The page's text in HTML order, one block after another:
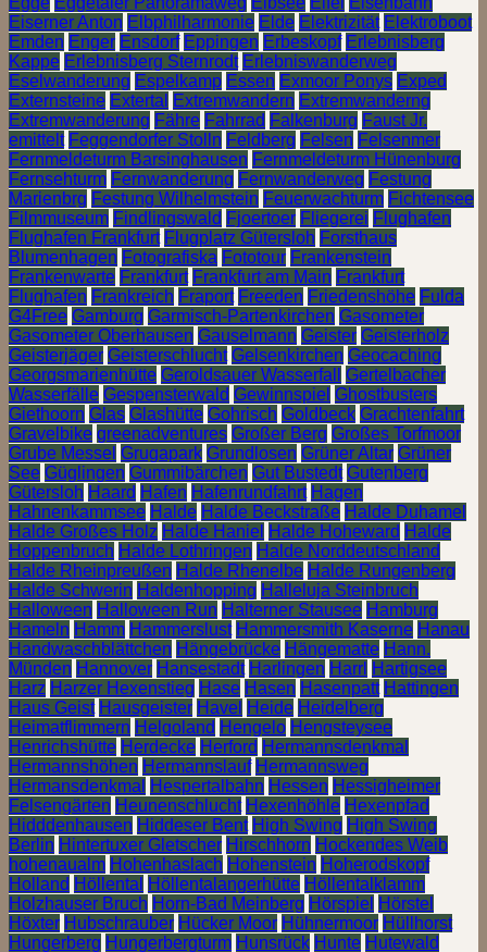
Eiserner Anton Elbphilharmonie Elde Elektrizität Elektroboot
Emden Enger Ensdorf Eppingen Erbeskopf Erlebnisberg
Kappe Erlebnisberg Sternrodt Erlebniswanderweg
Eselwanderung Espelkamp Essen Exmoor Ponys Exped
Externsteine Extertal Extremwandern Extremwanderng
Extremwanderung Fähre Fahrrad Falkenburg Faust Jr.
emittelt Feggendorfer Stolln Feldberg Felsen Felsenmer
Fernmeldeturm Barsinghausen Fernmeldeturm Hünenburg
Fernsehturm Fernwanderung Fernwanderweg Festung
Marienbrg Festung Wilhelmstein Feuerwachturm Fichtensee
Filmmuseum Findlingswald Fjoertoer Fliegerei Flughafen
Flughafen Frankfurt Flugplatz Gütersloh Forsthaus
Blumenhagen Fotografiska Fototour Frankenstein
Frankenwarte Frankfurt Frankfurt am Main Frankfurt
Flughafen Frankreich Fraport Freeden Friedenshöhe Fulda
G4Free Gamburg Garmisch-Partenkirchen Gasometer
Gasometer Oberhausen Gauselmann Geister Geisterholz
Geisterjäger Geisterschlucht Gelsenkirchen Geocaching
Georgsmarienhütte Geroldsauer Wasserfall
Gertelbacher
Wasserfälle Gespensterwald Gewinnspiel Ghostbusters
Giethoorn Glas Glashütte Gohrisch Goldbeck Grachtenfahrt
Gravelbike greenadventures Großer Berg Großes Torfmoor
Grube Messel Grugapark Grundlosen Grüner Altar Grüner
See Güglingen Gummibärchen Gut Bustedt Gutenberg
Gütersloh Haard Hafen Hafenrundfahrt Hagen
Hahnenkammsee Halde Halde Beckstraße Halde Duhamel
Halde Großes Holz Halde Haniel Halde Hoheward Halde
Hoppenbruch Halde Lothringen Halde Norddeutschland
Halde Rheinpreußen Halde Rhenelbe Halde Rungenberg
Halde Schwerin Haldenhopping Halleluja Steinbruch
Halloween Halloween Run Halterner Stausee Hamburg
Hameln Hamm Hammerslust Hammersmith Kaserne Hanau
Handwaschblättchen Hängebrücke Hängematte Hann.
Münden Hannover Hansestadt Harlingen Harrl Hartigsee
Harz Harzer Hexenstieg Hase Hasen Hasenpatt Hattingen
Haus Geist Hausgeister Havel Heide Heidelberg
Heimatflimmern Helgoland Hengelo Hengsteysee
Henrichshütte Herdecke Herford Hermannsdenkmal
Hermannshöhen Hermannslauf Hermannsweg
Hermansdenkmal
Hespertalbahn Hessen Hessigheimer
Felsengärten Heunenschlucht Hexenhöhle Hexenpfad
Hidddenhausen Hiddeser Bent High Swing High Swing
Berlin Hintertuxer Gletscher Hirschhorn Hockendes Weib
hohenaualm Hohenhaslach Hohenstein Hoherodskopf
Holland Höllental Höllentalangerhütte Höllentalklamm
Holzhauser Bruch Horn-Bad Meinberg Hörspiel Hörstel
Höxter Hubschrauber Hücker Moor Hühnermoor Hüllhorst
Hungerberg Hungerbergturm Hunsrück Hunte Hutewald